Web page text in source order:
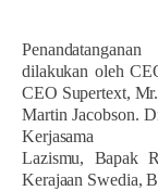
Penandatanganan
dilakukan oleh
CEO Supertext, Mr.
Martin Jacobson.
Kerjasama
Lazismu, Bapak
Kerajaan Swedia,